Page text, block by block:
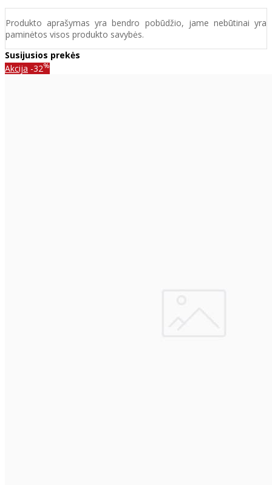
Produkto aprašymas yra bendro pobūdžio, jame nebūtinai yra
paminėtos visos produkto savybės.
Susijusios prekės
Akcija -32%